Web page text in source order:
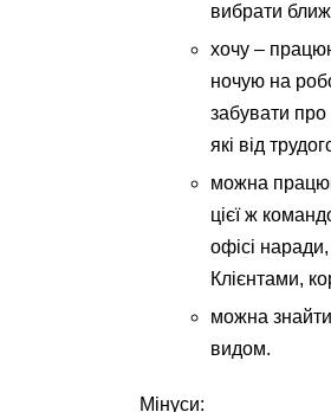
вибрати
хочу –
ночую на
забувати про
які від
можна
цієї ж
офісі наради,
Клієнтами,
можна
видом.
Мінуси: